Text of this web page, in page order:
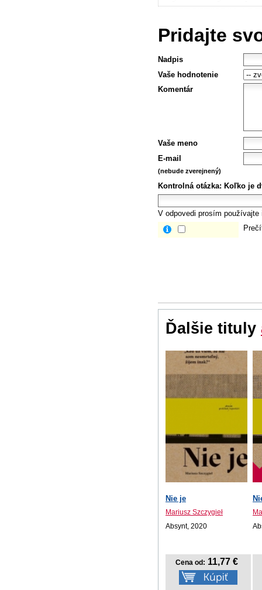
Pridajte
Nadpis
Vaše hodnotenie
Komentár
Vaše meno
E-mail
(nebude zverejnený)
Kontrolná otázka: Koľko je
V odpovedi prosím
Ďalšie tituly
Nie je
Mariusz Szczygieł
Absynt, 2020
Cena od: 11,77 €